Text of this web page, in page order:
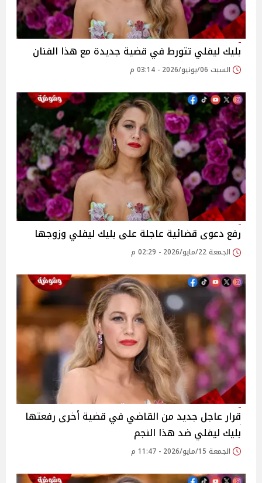
بليك ليفلي تتورط في قضية جديدة مع هذا الفنان
السبت 06/يونيو/2026 - 03:14 م
رفع دعوى قضائية عاجلة على بليك ليفلي وزوجها
الجمعة 22/مايو/2026 - 02:29 م
قرار عاجل جديد من القاضي في قضية أخرى رفعتها
بليك ليفلي ضد هذا النجم
الجمعة 15/مايو/2026 - 11:47 م